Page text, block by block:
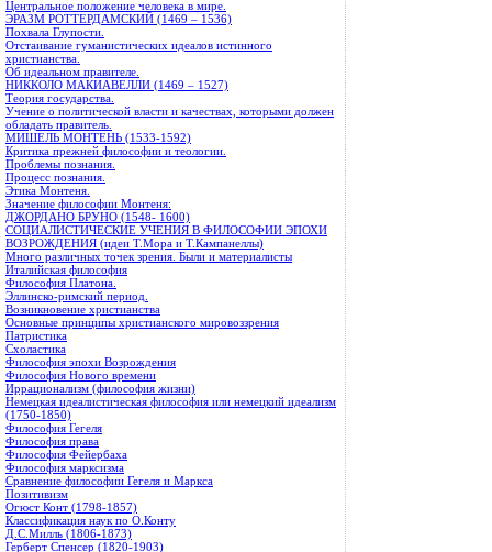
Центральное положение человека в мире.
ЭРАЗМ РОТТЕРДАМСКИЙ (1469 – 1536)
Похвала Глупости.
Отстаивание гуманистических идеалов истинного
христианства.
Об идеальном правителе.
НИККОЛО МАКИАВЕЛЛИ (1469 – 1527)
Теория государства.
Учение о политической власти и качествах, которыми должен
обладать правитель.
МИШЕЛЬ МОНТЕНЬ (1533-1592)
Критика прежней философии и теологии.
Проблемы познания.
Процесс познания.
Этика Монтеня.
Значение философии Монтеня:
ДЖОРДАНО БРУНО (1548- 1600)
СОЦИАЛИСТИЧЕСКИЕ УЧЕНИЯ В ФИЛОСОФИИ ЭПОХИ
ВОЗРОЖДЕНИЯ (идеи Т.Мора и Т.Кампанеллы)
Много различных точек зрения. Были и материалисты
Италийская философия
Философия Платона.
Эллинско-римский период.
Возникновение христианства
Основные принципы христианского мировоззрения
Патристика
Схоластика
Философия эпохи Возрождения
Философия Нового времени
Иррационализм (философия жизни)
Немецкая идеалистическая философия или немецкий идеализм
(1750-1850)
Философия Гегеля
Философия права
Философия Фейербаха
Философия марксизма
Сравнение философии Гегеля и Маркса
Позитивизм
Огюст Конт (1798-1857)
Классификация наук по О.Конту
Д.С.Милль (1806-1873)
Герберт Спенсер (1820-1903)